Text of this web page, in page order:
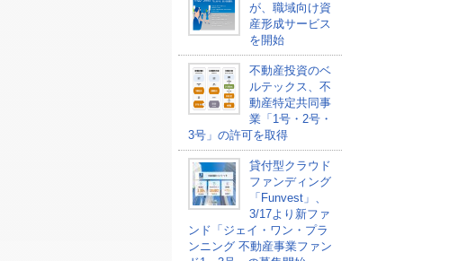
が、職域向け資
産形成サービス
を開始
不動産投資のベ
ルテックス、不
動産特定共同事
業「1号・2号・
3号」の許可を取得
貸付型クラウド
ファンディング
「Funvest」、
3/17より新ファ
ンド「ジェイ・ワン・プラ
ンニング 不動産事業ファン